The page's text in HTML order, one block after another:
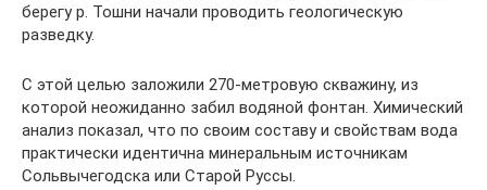
берегу р. Тошни начали проводить геологическую
разведку.
С этой целью заложили 270-метровую скважину, из
которой неожиданно забил водяной фонтан. Химический
анализ показал, что по своим составу и свойствам вода
практически идентична минеральным источникам
Сольвычегодска или Старой Руссы.